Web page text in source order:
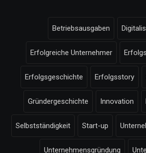
Betriebsausgaben
Erfolgreiche Unternehmer
Erfolgsgeschichte Erfolgsstory
Gründergeschichte Innovation
Selbstständigkeit Start-up
Unternehmensgründung